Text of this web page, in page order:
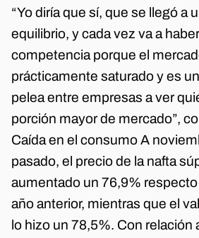
“Yo diría que sí, que se llegó a
equilibrio, y cada vez va a
competencia porque el
prácticamente saturado y es
pelea entre empresas a ver
porción mayor de mercado”,
Caída en el consumo A
pasado, el precio de la nafta
aumentado un 76,9%
año anterior, mientras que el
lo hizo un 78,5%. Con relación